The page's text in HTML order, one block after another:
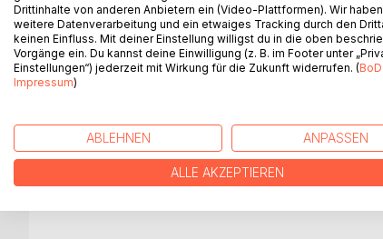
welche Erfahrungen sie im Bereich der
Sie hat Kontakte zu Lack und Leder, ebenso
und diversen fetischistischen Ideen. Sie hat
Diese Gedanken gehen ihr durch den Kopf,
Bei dem Gedanken, was daraus werden soll,
Ein nicht alltägliches, aber immer mehr in die
Wird sie die Liebe finden?
Sie hofft, denn die Sehnsucht bleibt.
Drittinhalte von anderen Anbietern ein (Video-Plattformen). Wir
weitere Datenverarbeitung und ein etwaiges Tracking durch den
keinen Einfluss. Mit deiner Einstellung willigst du in die oben
Vorgänge ein. Du kannst deine Einwilligung (z. B. im Footer unter
Einstellungen“) jederzeit mit Wirkung für die Zukunft widerrufen. (
Impressum)
ABLEHNEN ANPASSEN
ALLE AKZEPTIEREN